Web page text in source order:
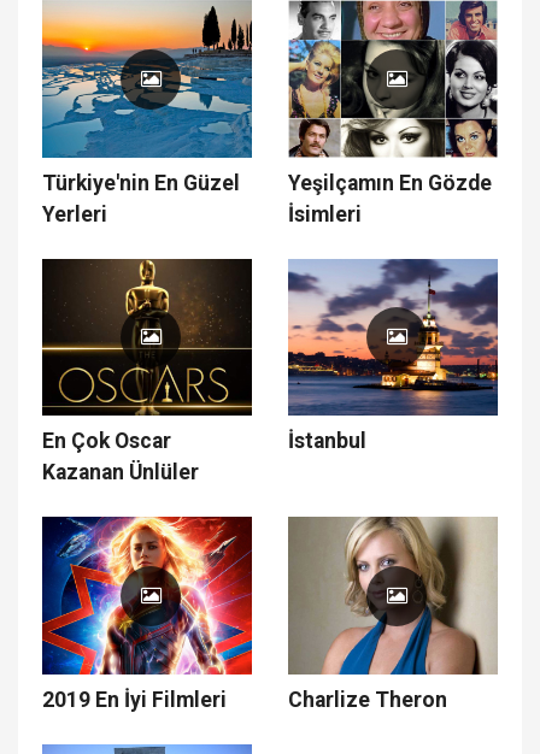
Türkiye'nin En Güzel
Yerleri
Yeşilçamın En Gözde
İsimleri
En Çok Oscar
Kazanan Ünlüler
İstanbul
2019 En İyi Filmleri Charlize Theron